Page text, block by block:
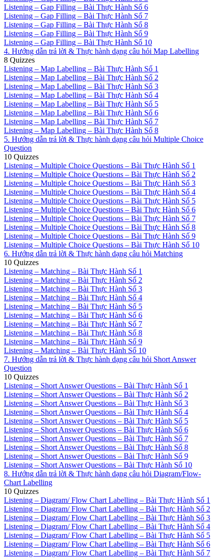
Listening – Gap Filling – Bài Thực Hành Số 6
Listening – Gap Filling – Bài Thực Hành Số 7
Listening – Gap Filling – Bài Thực Hành Số 8
Listening – Gap Filling – Bài Thực Hành Số 9
Listening – Gap Filling – Bài Thực Hành Số 10
4. Hướng dẫn trả lời & Thực hành dạng câu hỏi Map Labelling
8 Quizzes
Listening – Map Labelling – Bài Thực Hành Số 1
Listening – Map Labelling – Bài Thực Hành Số 2
Listening – Map Labelling – Bài Thực Hành Số 3
Listening – Map Labelling – Bài Thực Hành Số 4
Listening – Map Labelling – Bài Thực Hành Số 5
Listening – Map Labelling – Bài Thực Hành Số 6
Listening – Map Labelling – Bài Thực Hành Số 7
Listening – Map Labelling – Bài Thực Hành Số 8
5. Hướng dẫn trả lời & Thực hành dạng câu hỏi Multiple Choice
Question
10 Quizzes
Listening – Multiple Choice Questions – Bài Thực Hành Số 1
Listening – Multiple Choice Questions – Bài Thực Hành Số 2
Listening – Multiple Choice Questions – Bài Thực Hành Số 3
Listening – Multiple Choice Questions – Bài Thực Hành Số 4
Listening – Multiple Choice Questions – Bài Thực Hành Số 5
Listening – Multiple Choice Questions – Bài Thực Hành Số 6
Listening – Multiple Choice Questions – Bài Thực Hành Số 7
Listening – Multiple Choice Questions – Bài Thực Hành Số 8
Listening – Multiple Choice Questions – Bài Thực Hành Số 9
Listening – Multiple Choice Questions – Bài Thực Hành Số 10
6. Hướng dẫn trả lời & Thực hành dạng câu hỏi Matching
10 Quizzes
Listening – Matching – Bài Thực Hành Số 1
Listening – Matching – Bài Thực Hành Số 2
Listening – Matching – Bài Thực Hành Số 3
Listening – Matching – Bài Thực Hành Số 4
Listening – Matching – Bài Thực Hành Số 5
Listening – Matching – Bài Thực Hành Số 6
Listening – Matching – Bài Thực Hành Số 7
Listening – Matching – Bài Thực Hành Số 8
Listening – Matching – Bài Thực Hành Số 9
Listening – Matching – Bài Thực Hành Số 10
7. Hướng dẫn trả lời & Thực hành dạng câu hỏi Short Answer
Question
10 Quizzes
Listening – Short Answer Questions – Bài Thực Hành Số 1
Listening – Short Answer Questions – Bài Thực Hành Số 2
Listening – Short Answer Questions – Bài Thực Hành Số 3
Listening – Short Answer Questions – Bài Thực Hành Số 4
Listening – Short Answer Questions – Bài Thực Hành Số 5
Listening – Short Answer Questions – Bài Thực Hành Số 6
Listening – Short Answer Questions – Bài Thực Hành Số 7
Listening – Short Answer Questions – Bài Thực Hành Số 8
Listening – Short Answer Questions – Bài Thực Hành Số 9
Listening – Short Answer Questions – Bài Thực Hành Số 10
8. Hướng dẫn trả lời & Thực hành dạng câu hỏi Diagram/Flow-
Chart Labelling
10 Quizzes
Listening – Diagram/ Flow Chart Labelling – Bài Thực Hành Số 1
Listening – Diagram/ Flow Chart Labelling – Bài Thực Hành Số 2
Listening – Diagram/ Flow Chart Labelling – Bài Thực Hành Số 3
Listening – Diagram/ Flow Chart Labelling – Bài Thực Hành Số 4
Listening – Diagram/ Flow Chart Labelling – Bài Thực Hành Số 5
Listening – Diagram/ Flow Chart Labelling – Bài Thực Hành Số 6
Listening – Diagram/ Flow Chart Labelling – Bài Thực Hành Số 7